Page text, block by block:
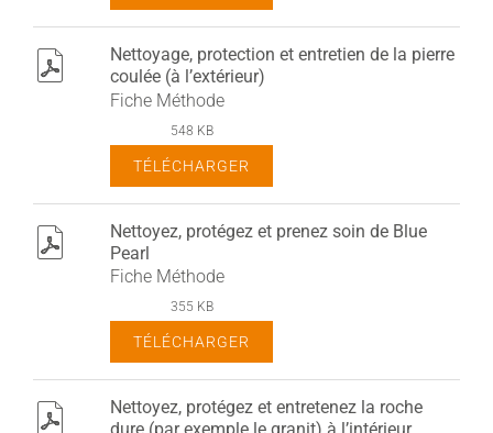
pdfNettoyage, protection et entretien de la pierre
coulée (à l’extérieur)
Fiche Méthode
548 KB
TÉLÉCHARGER
pdfNettoyez, protégez et prenez soin de Blue
Pearl
Fiche Méthode
355 KB
TÉLÉCHARGER
pdfNettoyez, protégez et entretenez la roche